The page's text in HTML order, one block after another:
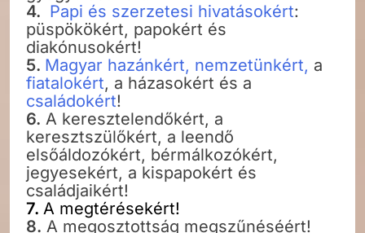
4. Papi és szerzetesi hivatásokért:
püspökökért, papokért és
diakónusokért!
5. Magyar hazánkért, nemzetünkért, a
fiatalokért, a házasokért és a
családokért!
6. A keresztelendőkért, a
keresztszülőkért, a leendő
elsőáldozókért, bérmálkozókért,
jegyesekért, a kispapokért és
családjaikért!
7. A megtérésekért!
8. A megosztottság megszűnéséért!